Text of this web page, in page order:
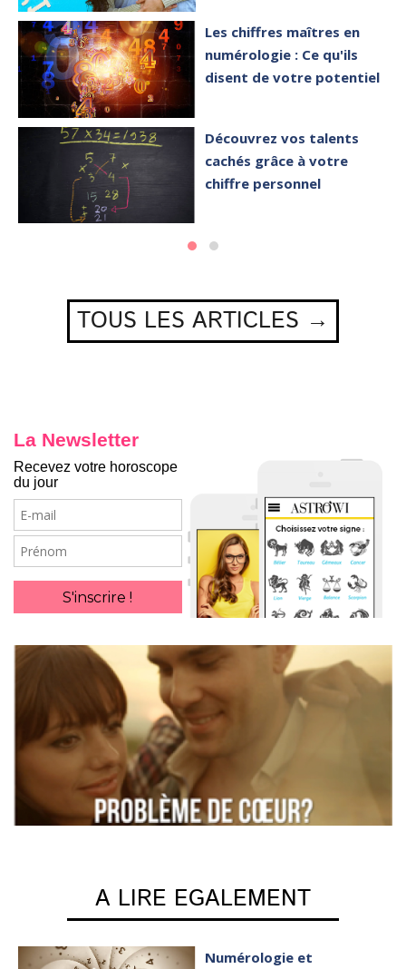
Les chiffres maîtres en
numérologie : Ce qu'ils
disent de votre potentiel
Découvrez vos talents
cachés grâce à votre
chiffre personnel
TOUS LES ARTICLES →
La Newsletter
Recevez votre horoscope
du jour
E-
mail
Prénom
S'inscrire !
A LIRE EGALEMENT
Numérologie et